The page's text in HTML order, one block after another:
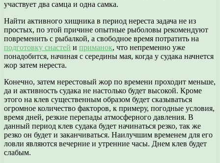
участвует два самца и одна самка.
Найти активного хищника в период нереста задача не из
простых, по этой причине опытные рыболовы рекомендуют
повременить с рыбалкой, а свободное время потратить на
подготовку снастей и приманок, что непременно уже
понадобится, начиная с середины мая, когда у судака начнется
жор затем нереста.
Конечно, затем нерестовый жор по времени проходит меньше,
да и активность судака не настолько будет высокой. Кроме
этого на клев существенным образом будет сказываться
огромное количество факторов, к примеру, погодные условия,
время дней, резкие перепады атмосферного давления. В
данный период клев судака будет начинаться резко, так же
резко он будет и заканчиваться. Наилучшим временем для его
ловли являются вечерние и утренние часы. Днем клев будет
слабым.